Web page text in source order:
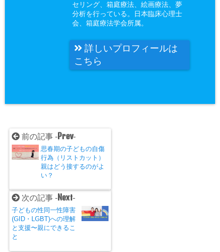
セリング、箱庭療法、絵画療法、夢
分析を行っている。日本臨床心理士
会、箱庭療法学会所属。
詳しいプロフィールは
こちら
前の記事 -Prev-
思春期の子どもの自傷
行為（リストカット）
親はどう接するのがよ
い？
次の記事 -Next-
子どもの性同一性障害
(GID・LGBT)への理解
と支援〜親にできるこ
と